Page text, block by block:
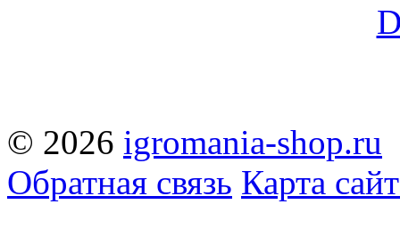
© 2026 igromania-shop.ru
Обратная связь Карта